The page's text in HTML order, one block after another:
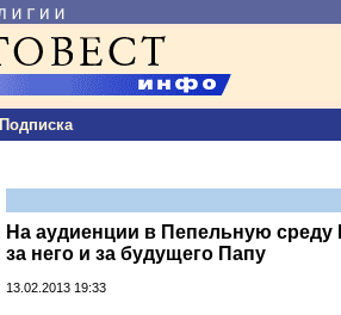
Подписка
На аудиенции в Пепельную среду
за него и за будущего Папу
13.02.2013 19:33